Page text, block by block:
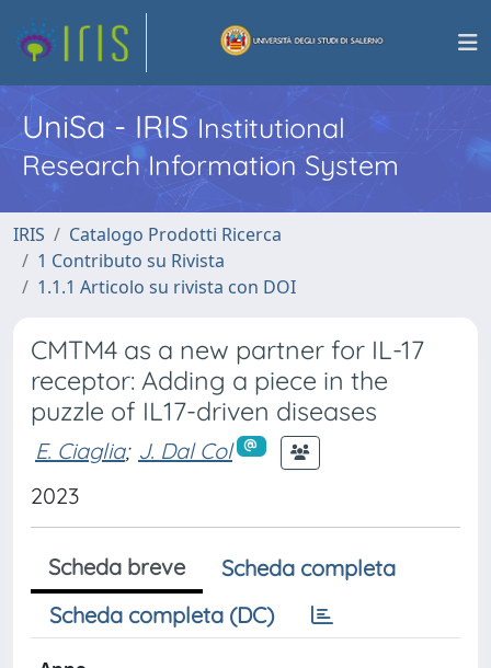
UniSa - IRISInstitutional
Research Information System
IRIS
Catalogo Prodotti Ricerca
1 Contributo su Rivista
1.1.1 Articolo su rivista con DOI
CMTM4 as a new partner for IL-17
receptor: Adding a piece in the
puzzle of IL17-driven diseases
E. Ciaglia; J. Dal Col
2023
Scheda breve
Scheda completa
Scheda completa (DC)